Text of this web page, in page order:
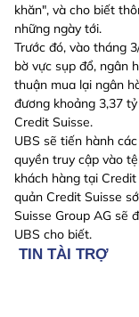
khăn", và cho biết
những ngày tới.
Trước đó, vào tháng
bờ vực sụp đổ, ngân
thuận mua lại ngân
đương khoảng 3,37
Credit Suisse.
UBS sẽ tiến hành
quyền truy cập vào
khách hàng tại
quản Credit Suisse
Suisse Group AG sẽ
UBS cho biết.